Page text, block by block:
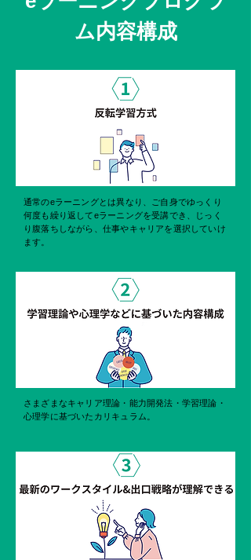
ム内容構成
通常のeラーニングとは異なり、ご自身でゆっくり
何度も繰り返してeラーニングを受講でき、じっく
り腹落ちしながら、仕事やキャリアを選択していけ
ます。
さまざまなキャリア理論・能力開発法・学習理論・
心理学に基づいたカリキュラム。